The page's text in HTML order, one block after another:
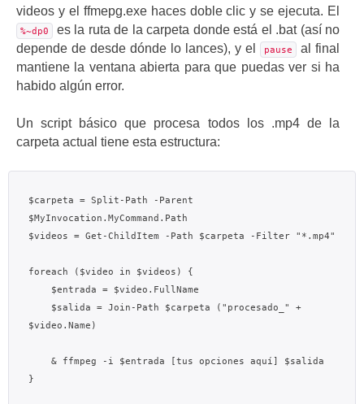
videos y el ffmepg.exe haces doble clic y se ejecuta. El
%~dp0
es la ruta de la carpeta donde está el .bat (así no
depende de desde dónde lo lances), y el
pause
al final
mantiene la ventana abierta para que puedas ver si ha
habido algún error.
Un script básico que procesa todos los .mp4 de la
carpeta actual tiene esta estructura:
$carpeta = Split-Path -Parent
$MyInvocation.MyCommand.Path
$videos = Get-ChildItem -Path $carpeta -Filter "*.mp4"
foreach ($video in $videos) {
$video.Name)